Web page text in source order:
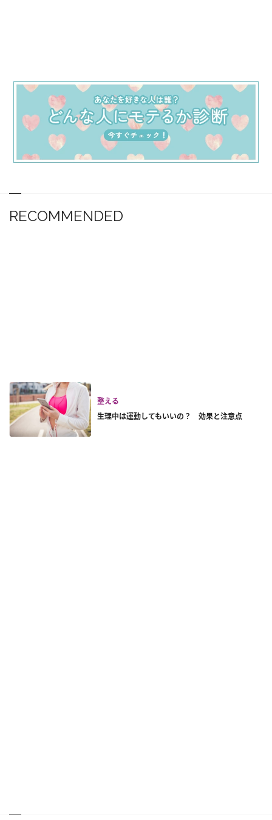
RECOMMENDED
整える
生理中は運動してもいいの？ 効果と注意点